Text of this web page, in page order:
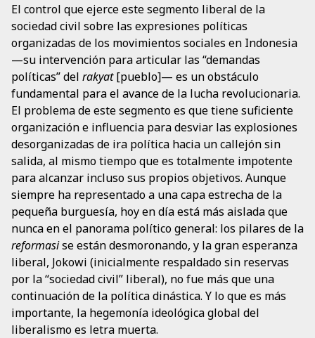
El control que ejerce este segmento liberal de la
sociedad civil sobre las expresiones políticas
organizadas de los movimientos sociales en Indonesia
—su intervención para articular las “demandas
políticas” del rakyat[pueblo]— es un obstáculo
fundamental para el avance de la lucha revolucionaria.
El problema de este segmento es que tiene suficiente
organización e influencia para desviar las explosiones
desorganizadas de ira política hacia un callejón sin
salida, al mismo tiempo que es totalmente impotente
para alcanzar incluso sus propios objetivos. Aunque
siempre ha representado a una capa estrecha de la
pequeña burguesía, hoy en día está más aislada que
nunca en el panorama político general: los pilares de la
reformasise están desmoronando, y la gran esperanza
liberal, Jokowi (inicialmente respaldado sin reservas
por la “sociedad civil” liberal), no fue más que una
continuación de la política dinástica. Y lo que es más
importante, la hegemonía ideológica global del
liberalismo es letra muerta.